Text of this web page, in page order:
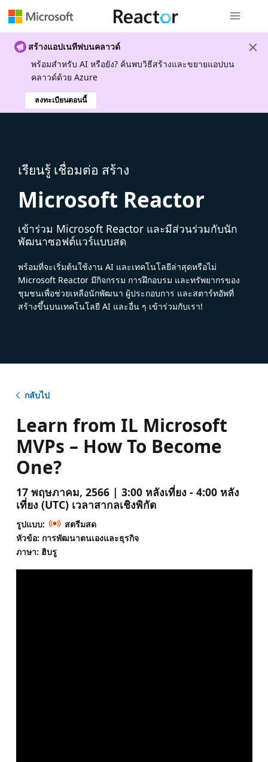
สร้างแอปเนทีฟบนคลาวด์
พร้อมสําหรับ AI หรือยัง? ค้นพบวิธีสร้างและขยายแอปบน
คลาวด์ด้วย Azure
ลงทะเบียนตอนนี้
เรียนรู้ เชื่อมต่อ สร้าง
Microsoft Reactor
เข้าร่วม Microsoft Reactor และมีส่วนร่วมกับนัก
พัฒนาซอฟต์แวร์แบบสด
พร้อมที่จะเริ่มต้นใช้งาน AI และเทคโนโลยีล่าสุดหรือไม่
Microsoft Reactor มีกิจกรรม การฝึกอบรม และทรัพยากรของ
ชุมชนเพื่อช่วยเหลือนักพัฒนา ผู้ประกอบการ และสตาร์ทอัพที่
สร้างขึ้นบนเทคโนโลยี AI และอื่น ๆ เข้าร่วมกับเรา!
กลับไป
Learn from IL Microsoft
MVPs – How To Become
One?
17 พฤษภาคม, 2566 | 3:00 หลังเที่ยง - 4:00 หลัง
เที่ยง (UTC) เวลาสากลเชิงพิกัด
รูปแบบ:
สตรีมสด
หัวข้อ: การพัฒนาตนเองและธุรกิจ
ภาษา: ฮิบรู